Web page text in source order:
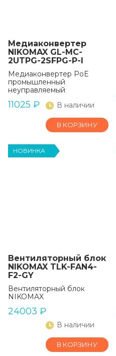
Медиаконвертер
NIKOMAX GL-MC-
2UTPG-2SFPG-P-I
Медиаконвертер PoE
промышленный
неуправляемый
11025 ₽ В наличии
В КОРЗИНУ
НОВИНКА
Вентиляторный блок
NIKOMAX TLK-FAN4-
F2-GY
Вентиляторный блок
NIKOMAX
24003 ₽
В наличии
В КОРЗИНУ